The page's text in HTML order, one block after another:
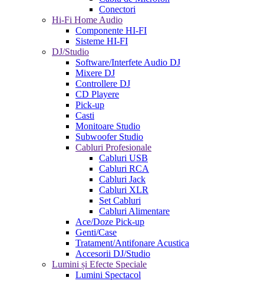
Conectori
Hi-Fi Home Audio
Componente HI-FI
Sisteme HI-FI
DJ/Studio
Software/Interfete Audio DJ
Mixere DJ
Controllere DJ
CD Playere
Pick-up
Casti
Monitoare Studio
Subwoofer Studio
Cabluri Profesionale
Cabluri USB
Cabluri RCA
Cabluri Jack
Cabluri XLR
Set Cabluri
Cabluri Alimentare
Ace/Doze Pick-up
Genti/Case
Tratament/Antifonare Acustica
Accesorii DJ/Studio
Lumini și Efecte Speciale
Lumini Spectacol